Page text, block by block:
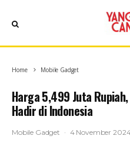
Home Mobile Gadget
Harga 5,499 Juta
Hadir di Indonesia
Mobile Gadget · 4 November